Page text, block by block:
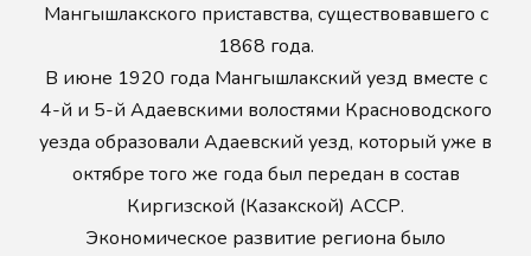
Мангышлакского приставства, существовавшего с
1868 года.
В июне 1920 года Мангышлакский уезд вместе с
4-й и 5-й Адаевскими волостями Красноводского
уезда образовали Адаевский уезд, который уже в
октябре того же года был передан в состав
Киргизской (Казакской) АССР.
Экономическое развитие региона было